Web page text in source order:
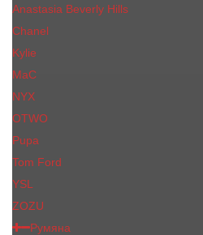
Anastasia Beverly Hills
Chanel
Kylie
MaC
NYX
OTWO
Pupa
Tom Ford
YSL
ZOZU
Румяна